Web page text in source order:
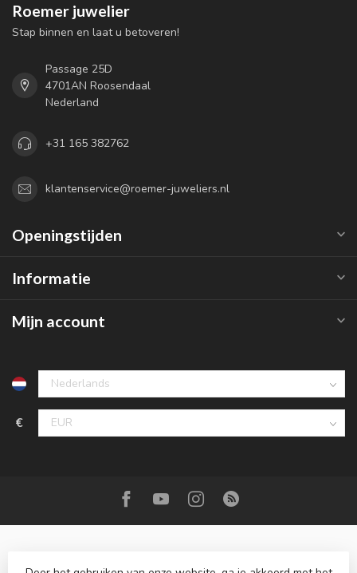
Roemer juwelier
Stap binnen en laat u betoveren!
Passage 25D
4701AN Roosendaal
Nederland
+31 165 382762
klantenservice@roemer-juweliers.nl
Openingstijden
Informatie
Mijn account
€